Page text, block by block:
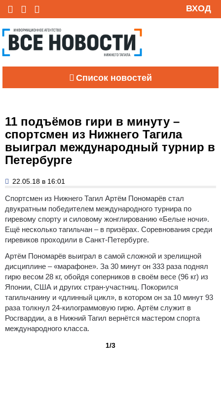
ВХОД
Список новостей
11 подъёмов гири в минуту –
спортсмен из Нижнего Тагила
выиграл международный турнир в
Петербурге
22.05.18 в 16:01
Спортсмен из Нижнего Тагил Артём Пономарёв стал
двукратным победителем международного турнира по
гиревому спорту и силовому жонглированию «Белые ночи».
Ещё несколько тагильчан – в призёрах. Соревнования среди
гиревиков проходили в Санкт-Петербурге.
Артём Пономарёв выиграл в самой сложной и зрелищной
дисциплине – «марафоне». За 30 минут он 333 раза поднял
гирю весом 28 кг, обойдя соперников в своём весе (96 кг) из
Японии, США и других стран-участниц. Покорился
тагильчанину и «длинный цикл», в котором он за 10 минут 93
раза толкнул 24-килограммовую гирю. Артём служит в
Росгвардии, а в Нижний Тагил вернётся мастером спорта
международного класса.
1/3